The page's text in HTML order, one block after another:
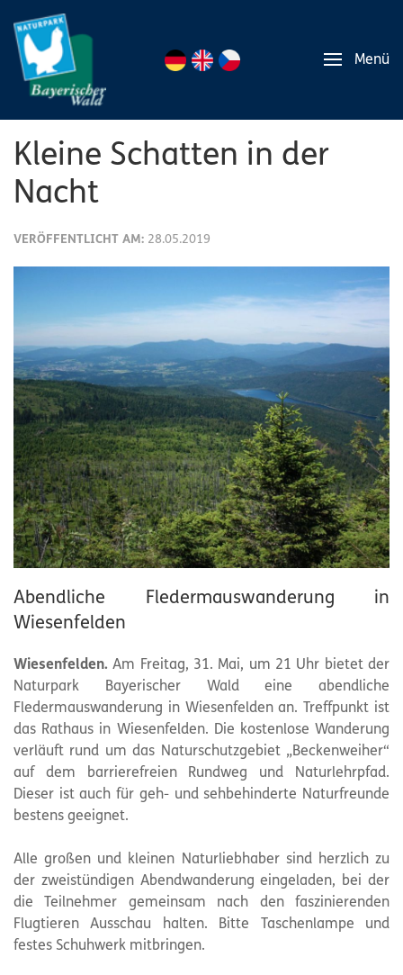
Menü
Kleine Schatten in der
Nacht
VERÖFFENTLICHT AM: 28.05.2019
Abendliche Fledermauswanderung in
Wiesenfelden
Wiesenfelden. Am Freitag, 31. Mai, um 21 Uhr bietet der
Naturpark Bayerischer Wald eine abendliche
Fledermauswanderung in Wiesenfelden an. Treffpunkt ist
das Rathaus in Wiesenfelden. Die kostenlose Wanderung
verläuft rund um das Naturschutzgebiet „Beckenweiher“
auf dem barrierefreien Rundweg und Naturlehrpfad.
Dieser ist auch für geh- und sehbehinderte Naturfreunde
bestens geeignet.
Alle großen und kleinen Naturliebhaber sind herzlich zu
der zweistündigen Abendwanderung eingeladen, bei der
die Teilnehmer gemeinsam nach den faszinierenden
Flugtieren Ausschau halten. Bitte Taschenlampe und
festes Schuhwerk mitbringen.